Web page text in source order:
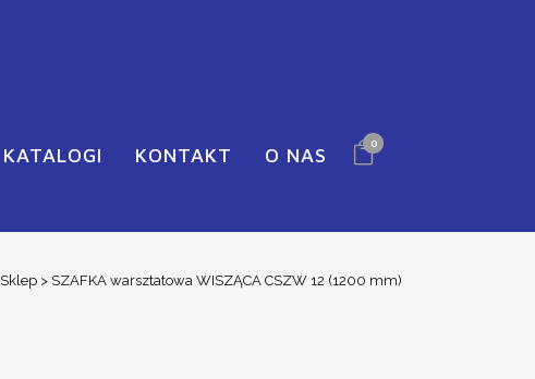
0
KATALOGI KONTAKT O NAS
Sklep > SZAFKA warsztatowa WISZĄCA CSZW 12 (1200 mm)